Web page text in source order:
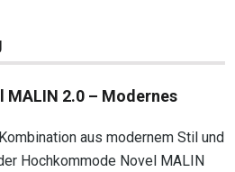
2.0 – Modernes
aus modernem Stil und
Hochkommode Novel MALIN